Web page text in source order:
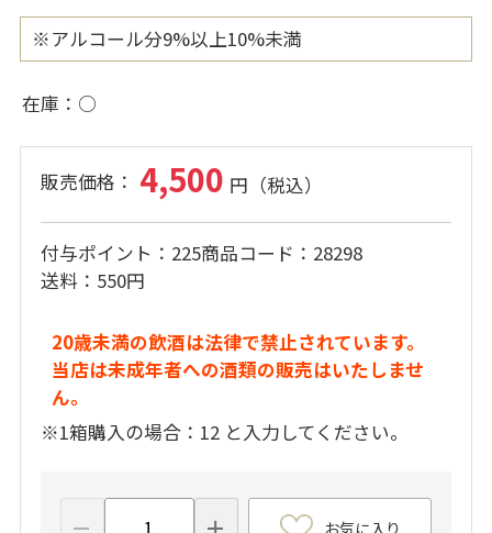
※アルコール分9%以上10%未満
在庫 ○
4,500
付与ポイント 225商品コード
28298
送料
550円
20歳未満の飲酒は法律で禁止されています。
当店は未成年者への酒類の販売はいたしませ
ん。
※1箱購入の場合：12 と入力してください。
お気に入り